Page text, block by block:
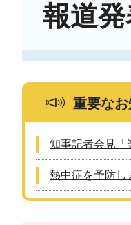
報道
重要な
知事記者会見「
熱中症を予防し